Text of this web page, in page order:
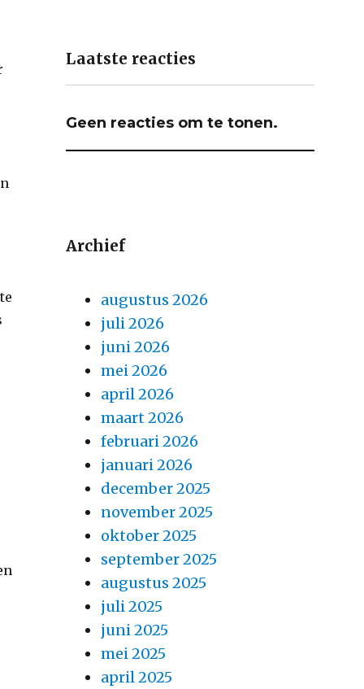
Laatste reacties
Geen reacties om te tonen.
Archief
augustus 2026
juli 2026
juni 2026
mei 2026
april 2026
maart 2026
februari 2026
januari 2026
december 2025
november 2025
oktober 2025
september 2025
augustus 2025
juli 2025
juni 2025
mei 2025
april 2025